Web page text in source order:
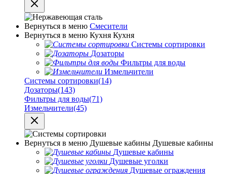
Вернуться в меню Смесители
Вернуться в меню Кухня Кухня
Системы сортировки
Дозаторы
Фильтры для воды
Измельчители
Системы сортировки(14)
Дозаторы(143)
Фильтры для воды(71)
Измельчители(45)
Вернуться в меню Душевые кабины Душевые кабины
Душевые кабины
Душевые уголки
Душевые ограждения